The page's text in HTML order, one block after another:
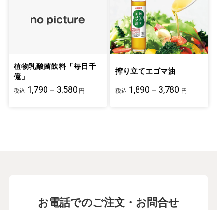
植物乳酸菌飲料「毎日千
億」
税込 1,790－3,580 円
搾り立てエゴマ油
税込 1,890－3,780 円
お電話でのご注文・お問合せ